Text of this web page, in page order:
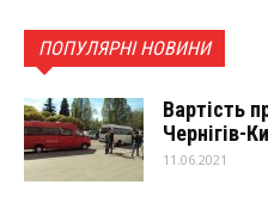
ПОПУЛЯРНІ НОВИНИ
Вартість
Чернігів-
11.06.2021